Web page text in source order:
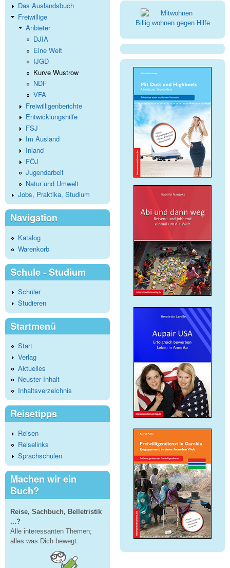
Das Auslandsbuch
Freiwillige
Anbieter
DJIA
Eine Welt
IJGD
Kurve Wustrow
NDF
VFA
Freiwilligenberichte
Entwicklungshilfe
FSJ
Im Ausland
Inland
FÖJ
Jugendarbeit
Natur und Umwelt
Jobs, Praktika, Studium
Navigation
Katalog
Warenkorb
Schule - Studium
Schüler
Studieren
Startmenü
Start
Verlag
Aktuelles
Neuster Inhalt
Inhaltsverzeichnis
Reisetipps
Reisen
Reiselinks
Sprachschulen
Machen wir ein
Buch?
Reise, Sachbuch, Belletristik
...?
Alle interessanten Themen;
alles was Dich bewegt.
Billig wohnen gegen Hilfe